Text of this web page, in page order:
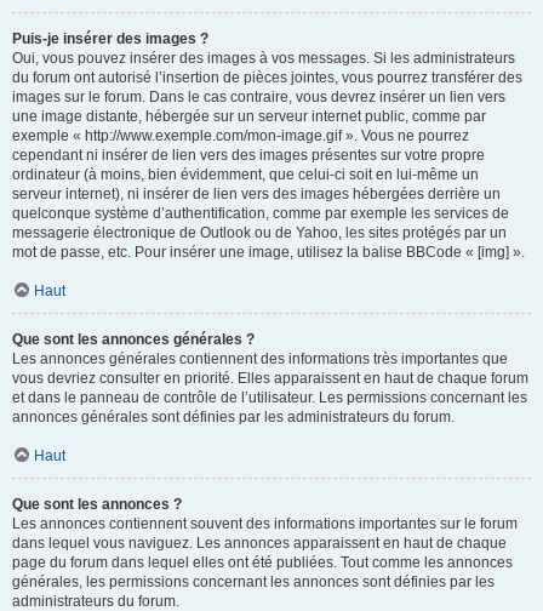
Puis-je insérer des images ?
Oui, vous pouvez insérer des images à vos messages. Si les administrateurs
du forum ont autorisé l’insertion de pièces jointes, vous pourrez transférer des
images sur le forum. Dans le cas contraire, vous devrez insérer un lien vers
une image distante, hébergée sur un serveur internet public, comme par
exemple « http://www.exemple.com/mon-image.gif ». Vous ne pourrez
cependant ni insérer de lien vers des images présentes sur votre propre
ordinateur (à moins, bien évidemment, que celui-ci soit en lui-même un
serveur internet), ni insérer de lien vers des images hébergées derrière un
quelconque système d’authentification, comme par exemple les services de
messagerie électronique de Outlook ou de Yahoo, les sites protégés par un
mot de passe, etc. Pour insérer une image, utilisez la balise BBCode « [img] ».
Haut
Que sont les annonces générales ?
Les annonces générales contiennent des informations très importantes que
vous devriez consulter en priorité. Elles apparaissent en haut de chaque forum
et dans le panneau de contrôle de l’utilisateur. Les permissions concernant les
annonces générales sont définies par les administrateurs du forum.
Haut
Que sont les annonces ?
Les annonces contiennent souvent des informations importantes sur le forum
dans lequel vous naviguez. Les annonces apparaissent en haut de chaque
page du forum dans lequel elles ont été publiées. Tout comme les annonces
générales, les permissions concernant les annonces sont définies par les
administrateurs du forum.